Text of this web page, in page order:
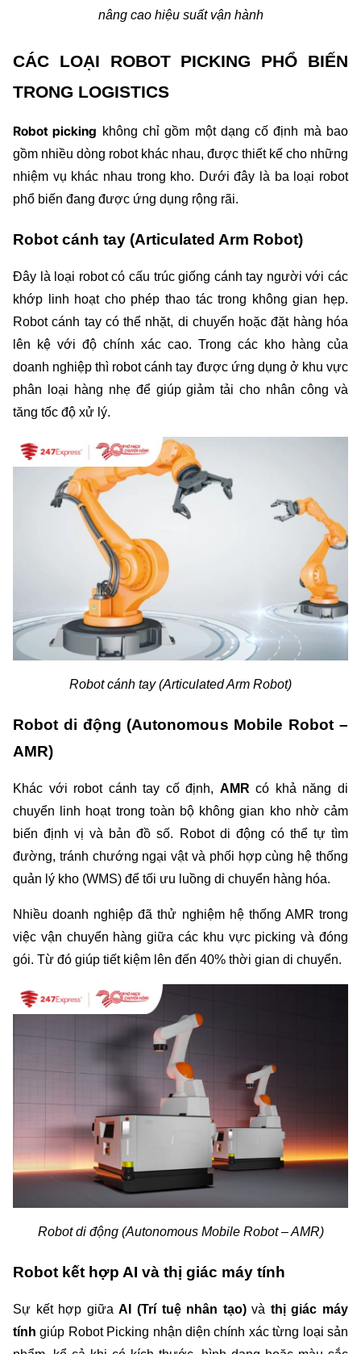
nâng cao hiệu suất vận hành
CÁC LOẠI ROBOT PICKING PHỔ BIẾN
TRONG LOGISTICS
Robot picking không chỉ gồm một dạng cố định mà bao
gồm nhiều dòng robot khác nhau, được thiết kế cho những
nhiệm vụ khác nhau trong kho. Dưới đây là ba loại robot
phổ biến đang được ứng dụng rộng rãi.
Robot cánh tay (Articulated Arm Robot)
Đây là loại robot có cấu trúc giống cánh tay người với các
khớp linh hoạt cho phép thao tác trong không gian hẹp.
Robot cánh tay có thể nhặt, di chuyển hoặc đặt hàng hóa
lên kệ với độ chính xác cao. Trong các kho hàng của
doanh nghiệp thì robot cánh tay được ứng dụng ở khu vực
phân loại hàng nhẹ để giúp giảm tải cho nhân công và
tăng tốc độ xử lý.
Robot cánh tay (Articulated Arm Robot)
Robot di động (Autonomous Mobile Robot –
AMR)
Khác với robot cánh tay cố định, AMR có khả năng di
chuyển linh hoạt trong toàn bộ không gian kho nhờ cảm
biến định vị và bản đồ số. Robot di động có thể tự tìm
đường, tránh chướng ngại vật và phối hợp cùng hệ thống
quản lý kho (WMS) để tối ưu luồng di chuyển hàng hóa.
Nhiều doanh nghiệp đã thử nghiệm hệ thống AMR trong
việc vận chuyển hàng giữa các khu vực picking và đóng
gói. Từ đó giúp tiết kiệm lên đến 40% thời gian di chuyển.
Robot di động (Autonomous Mobile Robot – AMR)
Robot kết hợp AI và thị giác máy tính
Sự kết hợp giữa AI (Trí tuệ nhân tạo) và thị giác máy
tính giúp Robot Picking nhận diện chính xác từng loại sản